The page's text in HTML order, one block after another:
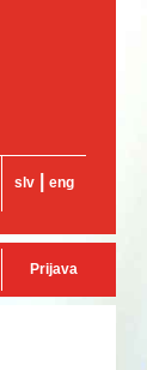
slv eng
Prijava